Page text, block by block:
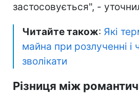
застосовується", -
Читайте також: Які
майна при розлученні і
зволікати
Різниця між